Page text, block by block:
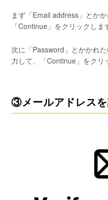
まず「Email address」とか
「Continue」をクリックしま
次に「Password」とかかれ
力して、「Continue」をクリ
③メールアドレス